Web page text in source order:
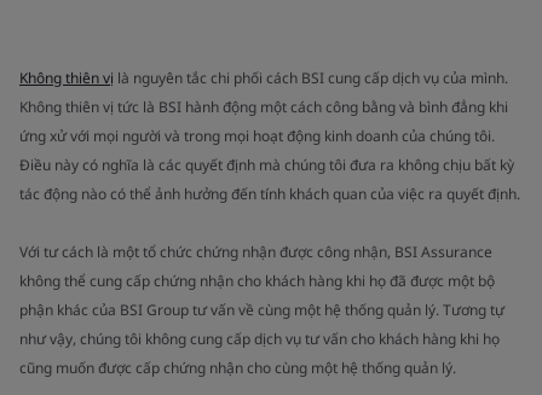
Không thiên vị là nguyên tắc chi phối cách BSI cung cấp dịch vụ của mình.
Không thiên vị tức là BSI hành động một cách công bằng và bình đẳng khi
ứng xử với mọi người và trong mọi hoạt động kinh doanh của chúng tôi.
Điều này có nghĩa là các quyết định mà chúng tôi đưa ra không chịu bất kỳ
tác động nào có thể ảnh hưởng đến tính khách quan của việc ra quyết định.
Với tư cách là một tổ chức chứng nhận được công nhận, BSI Assurance
không thể cung cấp chứng nhận cho khách hàng khi họ đã được một bộ
phận khác của BSI Group tư vấn về cùng một hệ thống quản lý. Tương tự
như vậy, chúng tôi không cung cấp dịch vụ tư vấn cho khách hàng khi họ
cũng muốn được cấp chứng nhận cho cùng một hệ thống quản lý.